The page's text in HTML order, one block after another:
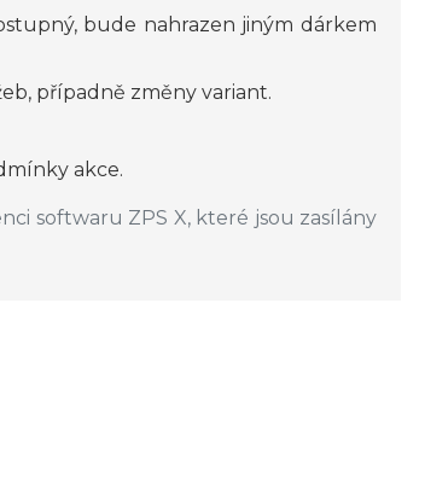
bude nahrazen jiným dárkem
případně změny variant.
akce.
softwaru ZPS X, které jsou zasílány